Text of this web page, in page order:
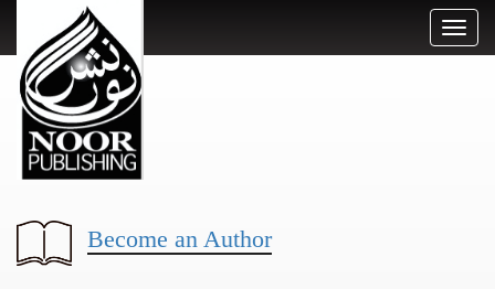
Toggle
Become an Author